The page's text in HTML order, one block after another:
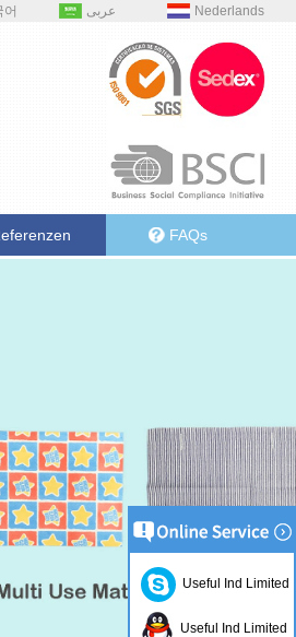
어 عربى Nederlands
FAQs
Useful Ind Limited
Useful Ind Limited